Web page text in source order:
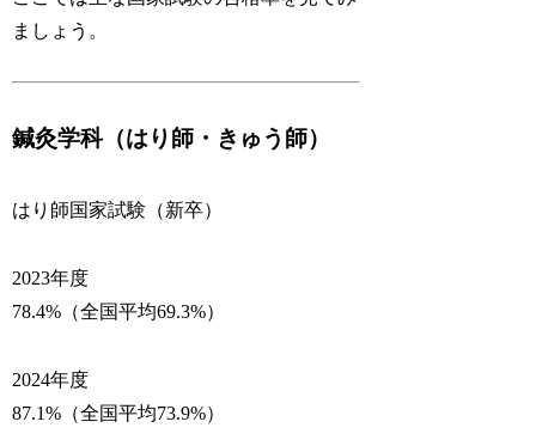
ましょう。
鍼灸学科（はり師・きゅう師）
はり師国家試験（新卒）
2023年度
78.4%（全国平均69.3%）
2024年度
87.1%（全国平均73.9%）